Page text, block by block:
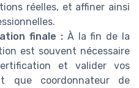
réelles, et affiner ainsi
finale : À la fin de la
est souvent nécessaire
et valider vos
que coordonnateur de